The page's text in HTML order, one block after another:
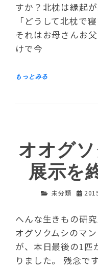
すか？北枕は縁起
「どうして北枕で
それはお母さんお
けで今
オオグ
展示を
未分類
へんな生きもの研
オグソクムシのマ
が、本日最後の1匹
りました。 残念で